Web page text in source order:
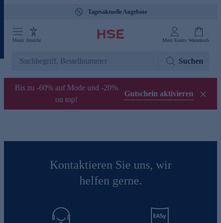
Tagesaktuelle Angebote
Menü Ansicht Mein Konto Warenkorb
Suchen
Bis zu -60% auf Mode und -20%
on top!
Gutschein aktivieren
Kontaktieren Sie uns, wir
helfen gerne.